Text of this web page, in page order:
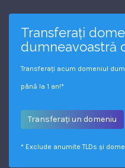
Transferați
dumneavoastră
Transferați acum domeniul
până la 1 an!*
Transferați un domeniu
* Exclude anumite TLDs și